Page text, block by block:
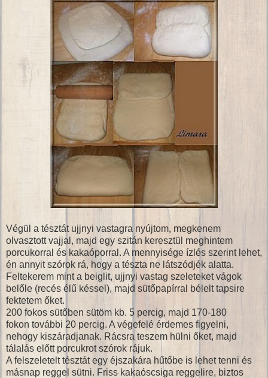
Végül a tésztát ujjnyi vastagra nyújtom, megkenem
olvasztott vajjal, majd egy szitán keresztül meghintem
porcukorral és kakaóporral. A mennyisége ízlés szerint lehet,
én annyit szórok rá, hogy a tészta ne látszódjék alatta.
Feltekerem mint a beiglit, ujjnyi vastag szeleteket vágok
belőle (recés élű késsel), majd sütőpapírral bélelt tapsire
fektetem őket.
200 fokos sütőben sütöm kb. 5 percig, majd 170-180
fokon további 20 percig. A végefelé érdemes figyelni,
nehogy kiszáradjanak. Rácsra teszem hülni őket, majd
tálalás előtt porcukrot szórok rájuk.
A felszeletelt tésztát egy éjszakára hűtőbe is lehet tenni és
másnap reggel sütni. Friss kakaóscsiga reggelire, biztos